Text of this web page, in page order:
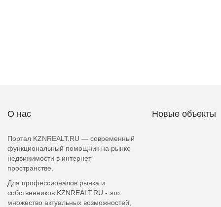
О нас
Портал KZNREALT.RU — современный
функциональный помощник на рынке
недвижимости в интернет-
пространстве.
Для профессионалов рынка и
собственников KZNREALT.RU - это
множество актуальных возможностей,
Новые объекты